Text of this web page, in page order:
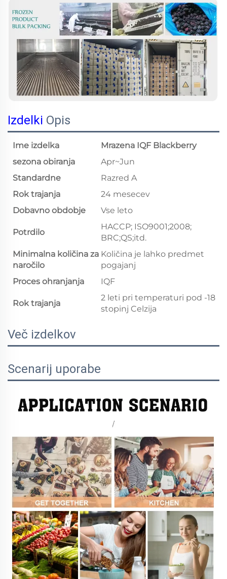
Izdelki Opis
Ime izdelka
Mrazena IQF Blackberry
sezona obiranja
Apr~Jun
Standardne
Razred A
Rok trajanja
24 mesecev
Dobavno obdobje
Vse leto
Potrdilo
HACCP; ISO9001;2008;
BRC;QS;itd.
Minimalna količina za
naročilo
Količina je lahko predmet
pogajanj
Proces ohranjanja
IQF
Rok trajanja
2 leti pri temperaturi pod -18
stopinj Celzija
Več izdelkov
Scenarij uporabe